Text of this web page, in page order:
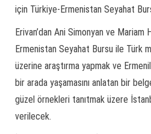
için Türkiye-Ermenistan Seyahat
Erivan’dan Ani Simonyan ve Mariam
Ermenistan Seyahat Bursu ile Türk
üzerine araştırma yapmak ve
bir arada yaşamasını anlatan bir
güzel örnekleri tanıtmak üzere
verilecek.